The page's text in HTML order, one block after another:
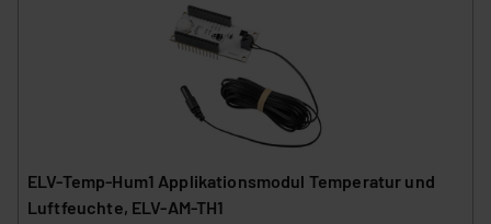
ELV-Temp-Hum1 Applikationsmodul Temperatur und
Luftfeuchte, ELV-AM-TH1